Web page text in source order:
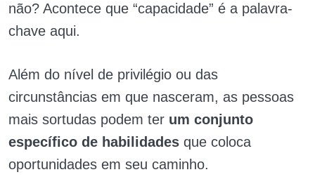
não? Acontece que “capacidade” é a palavra-
chave aqui.
Além do nível de privilégio ou das
circunstâncias em que nasceram, as pessoas
mais sortudas podem ter um conjunto
específico de habilidades que coloca
oportunidades em seu caminho.